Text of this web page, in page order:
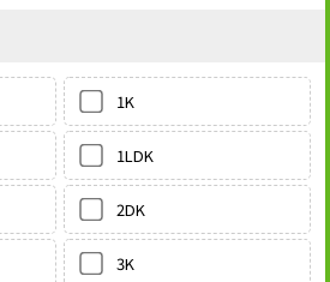
1K
1LDK
2DK
3K